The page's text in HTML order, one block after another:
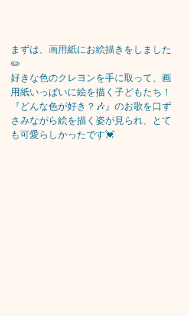
まずは、画用紙にお絵描きをしました
✏️
好きな色のクレヨンを手に取って、画
用紙いっぱいに絵を描く子どもたち！
『どんな色が好き？🎶』のお歌を口ず
さみながら絵を描く姿が見られ、とて
も可愛らしかったです💓